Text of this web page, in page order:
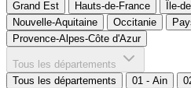
Grand Est
Hauts-de-France Île-
Nouvelle-Aquitaine
Occitanie
Provence-Alpes-Côte d'Azur
Tous les départements
Tous les départements
01 - Ain